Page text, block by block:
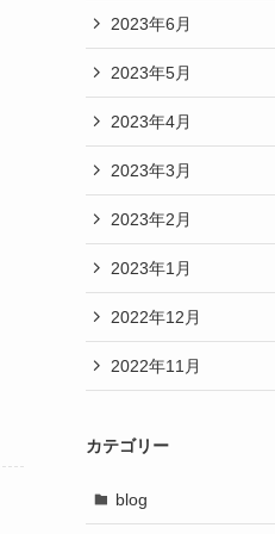
2023年6月
2023年5月
2023年4月
2023年3月
2023年2月
2023年1月
2022年12月
2022年11月
カテゴリー
blog